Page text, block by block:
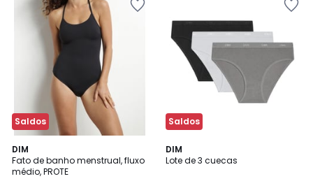
Saldos
DIM
Fato de banho menstrual, fluxo
médio, PROTE
Saldos
DIM
Lote de 3 cuecas
3,8
/ 5